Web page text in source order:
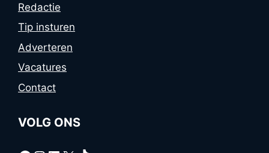
Redactie
Tip insturen
Adverteren
Vacatures
Contact
VOLG ONS